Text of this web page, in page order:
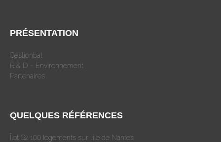
PRÉSENTATION
Gestionbat
R & D – Environnement
Partenaires
QUELQUES RÉFÉRENCES
Îlot G2 100 logements sur l’île de Nantes